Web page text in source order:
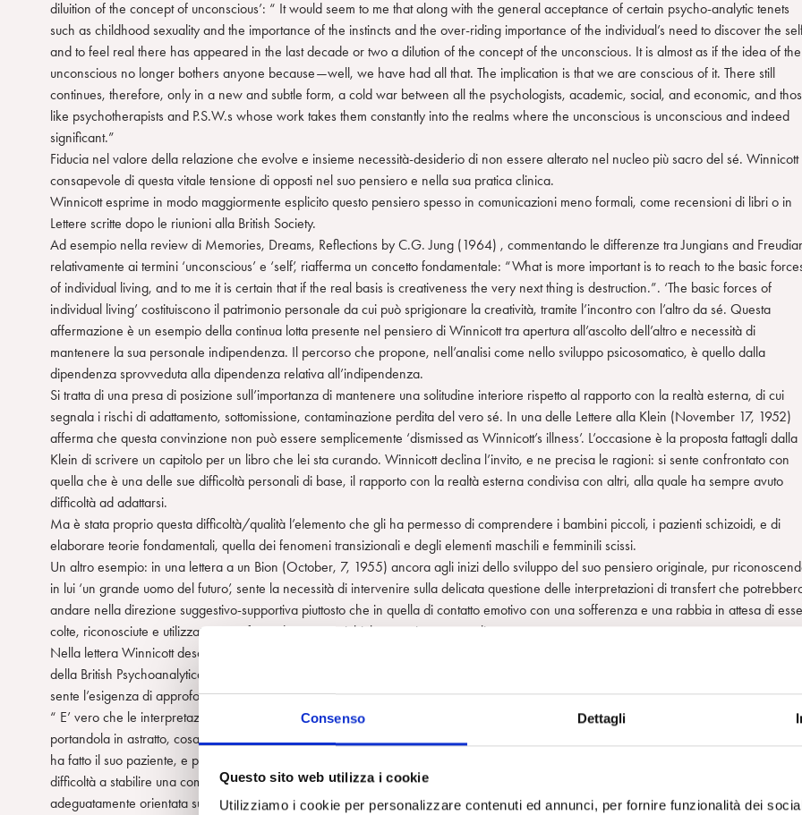
Consenso Dettagli
Questo sito web utilizza i cookie
Utilizziamo i cookie per personalizzare contenuti ed annunci, per fornire funzionalità dei
diluition of the concept of unconscious’: “ It would seem to me that along with the general acceptance of certain psycho-analytic tenets
such as childhood sexuality and the importance of the instincts and the over-riding importance of the individual’s need to discover the
and to feel real there has appeared in the last decade or two a dilution of the concept of the unconscious. It is almost as if the idea of the
unconscious no longer bothers anyone because—well, we have had all that. The implication is that we are conscious of it. There still
continues, therefore, only in a new and subtle form, a cold war between all the psychologists, academic, social, and economic, and
like psychotherapists and P.S.W.s whose work takes them constantly into the realms where the unconscious is unconscious and indeed
significant.”
Fiducia nel valore della relazione che evolve e insieme necessità-desiderio di non essere alterato nel nucleo più sacro del sé. Winnicott
consapevole di questa vitale tensione di opposti nel suo pensiero e nella sua pratica clinica.
Winnicott esprime in modo maggiormente esplicito questo pensiero spesso in comunicazioni meno formali, come recensioni di libri o in
Lettere scritte dopo le riunioni alla British Society.
Ad esempio nella review di Memories, Dreams, Reflections by C.G. Jung (1964) , commentando le differenze tra Jungians and
relativamente ai termini ‘unconscious’ e ‘self’, riafferma un concetto fondamentale: “What is more important is to reach to the basic
of individual living, and to me it is certain that if the real basis is creativeness the very next thing is destruction.”. ‘The basic forces of
individual living’ costituiscono il patrimonio personale da cui può sprigionare la creatività, tramite l’incontro con l’altro da sé. Questa
affermazione è un esempio della continua lotta presente nel pensiero di Winnicott tra apertura all’ascolto dell’altro e necessità di
mantenere la sua personale indipendenza. Il percorso che propone, nell’analisi come nello sviluppo psicosomatico, è quello dalla
dipendenza sprovveduta alla dipendenza relativa all’indipendenza.
Si tratta di una presa di posizione sull’importanza di mantenere una solitudine interiore rispetto al rapporto con la realtà esterna, di cui
segnala i rischi di adattamento, sottomissione, contaminazione perdita del vero sé. In una delle Lettere alla Klein (November 17, 1952)
afferma che questa convinzione non può essere semplicemente ‘dismissed as Winnicott’s illness’. L’occasione è la proposta fattagli dalla
Klein di scrivere un capitolo per un libro che lei sta curando. Winnicott declina l’invito, e ne precisa le ragioni: si sente confrontato con
quella che è una delle sue difficoltà personali di base, il rapporto con la realtà esterna condivisa con altri, alla quale ha sempre avuto
difficoltà ad adattarsi.
Ma è stata proprio questa difficoltà/qualità l’elemento che gli ha permesso di comprendere i bambini piccoli, i pazienti schizoidi, e di
elaborare teorie fondamentali, quella dei fenomeni transizionali e degli elementi maschili e femminili scissi.
Un altro esempio: in una lettera a un Bion (October, 7, 1955) ancora agli inizi dello sviluppo del suo pensiero originale, pur
in lui ‘un grande uomo del futuro’, sente la necessità di intervenire sulla delicata questione delle interpretazioni di transfert che
andare nella direzione suggestivo-supportiva piuttosto che in quella di contatto emotivo con una sofferenza e una rabbia in attesa di
colte, riconosciute e utilizzate come fonte di risorse psichiche creative personali.
Nella lettera Winnicott descrive l’approccio che avrebbe utilizzato nei confronti di un caso clinico che Bion aveva presentato in una serata
della British Psychoanalytical Society. Winnicott aveva apprezzato il modo di condurre l’analisi da parte di Bion, ma poi, tornato a casa,
sente l’esigenza di approfondire il suo pensiero e gli scrive una lettera:
“ E’ vero che le interpretazioni che lei ha dato erano molto probabilmente corrette al momento, ma se si viola la regola della scena
portandola in astratto, cosa sempre pericolosa da farsi, vorrei dire che se un mio paziente si muovesse avanti e indietro sul divano come
ha fatto il suo paziente, e poi dicesse: “Avrei dovuto telefonare a mia madre”, io saprei che sta parlando del comunicare e della sua
difficoltà a stabilire una comunicazione. Se le interessasse saperlo, le dirò come io avrei interpretato. Gli avrei detto: “Una madre
adeguatamente orientata sul proprio bambino capirebbe dai suoi movimenti ciò di cui lei ha bisogno. Ci sarebbe una comunicazione per